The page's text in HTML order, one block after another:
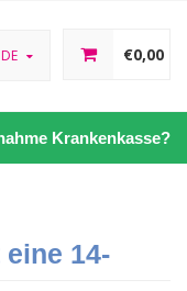
DE €0,00
Krankenkasse?
14-